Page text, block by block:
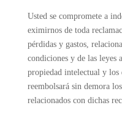
Usted se compromete a
eximirnos de toda
pérdidas y gastos,
condiciones y de las leyes
propiedad intelectual y los
reembolsará sin demora
relacionados con dichas